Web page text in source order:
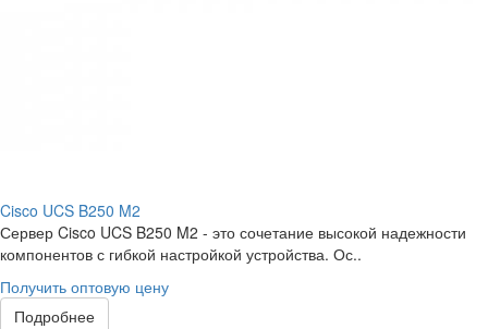
Cisco UCS B250 M2
Сервер Cisco UCS B250 M2 - это сочетание высокой надежности
компонентов с гибкой настройкой устройства. Ос..
Получить оптовую цену
Подробнее